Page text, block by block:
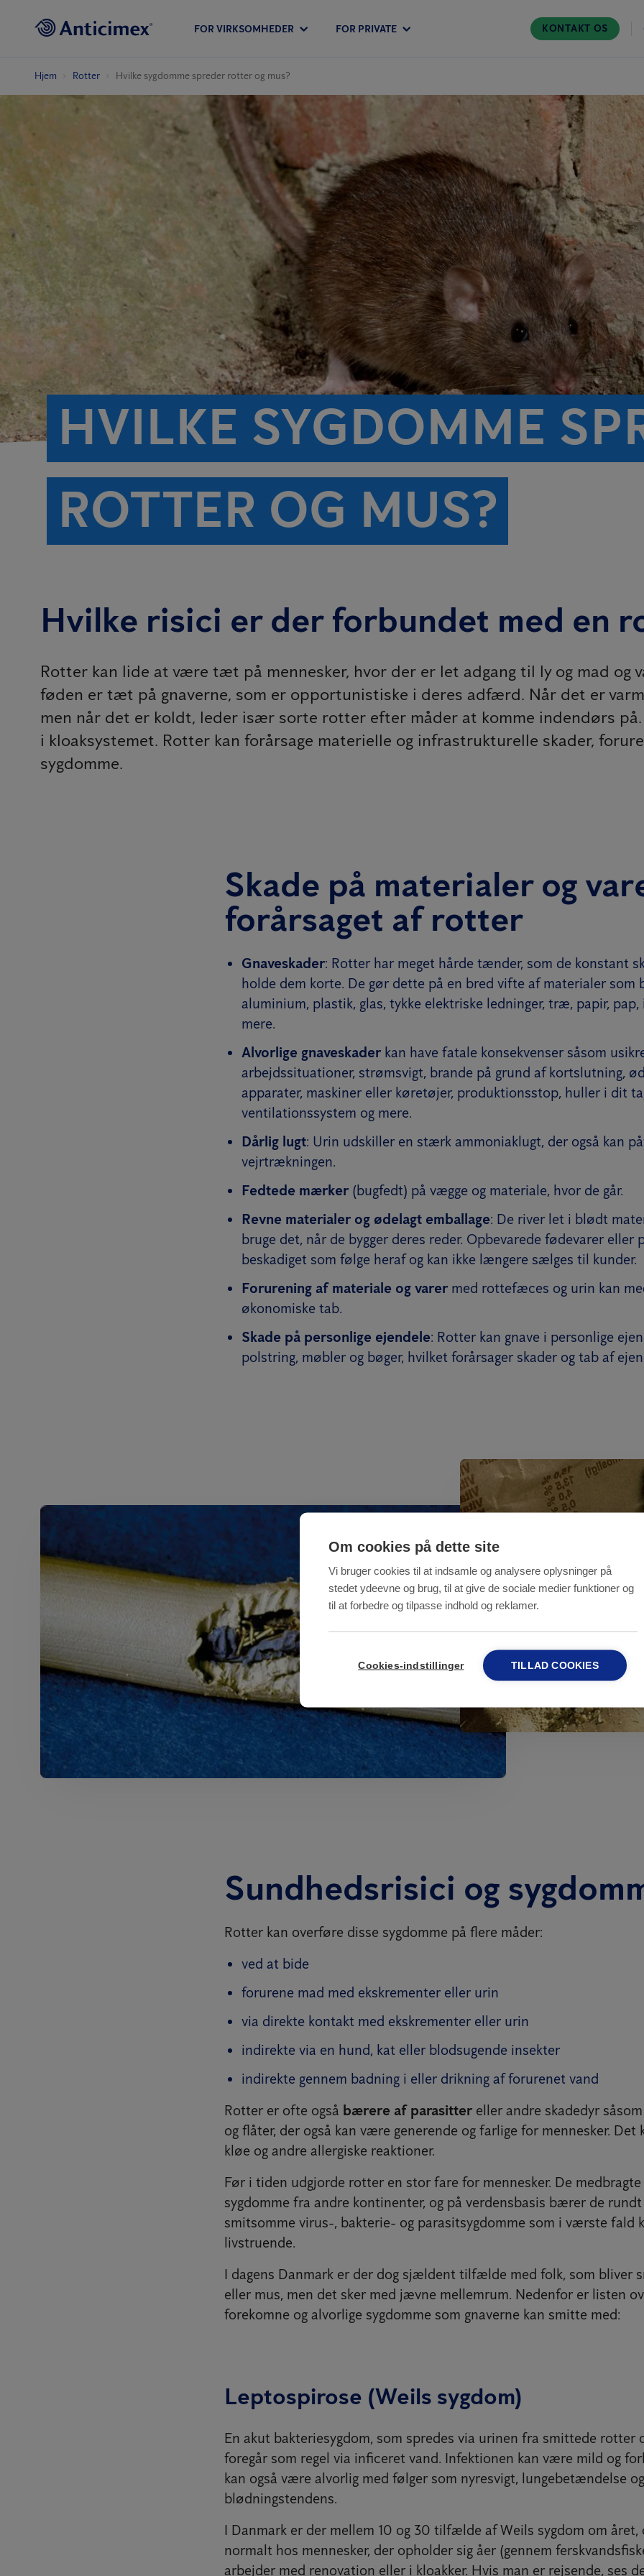
FOR VIRKSOMHEDER FOR PRIVATE KONTAKT OS
Hjem Rotter Hvilke sygdomme spreder rotter og mus?
HVILKE SYGDOMME
ROTTER OG MUS?
Hvilke risici er der forbundet med en
Rotter kan lide at være tæt på mennesker, hvor der er let adgang til ly og mad og
føden er tæt på gnaverne, som er opportunistiske i deres adfærd. Når det er
men når det er koldt, leder især sorte rotter efter måder at komme indendørs
i kloaksystemet. Rotter kan forårsage materielle og infrastrukturelle skader,
sygdomme.
Skade på materialer og
forårsaget af rotter
Gnaveskader: Rotter har meget hårde tænder, som de konstant
holde dem korte. De gør dette på en bred vifte af materialer som
aluminium, plastik, glas, tykke elektriske ledninger, træ, papir, pap,
mere.
Alvorlige gnaveskader kan have fatale konsekvenser såsom
arbejdssituationer, strømsvigt, brande på grund af kortslutning,
apparater, maskiner eller køretøjer, produktionsstop, huller i dit
ventilationssystem og mere.
Dårlig lugt: Urin udskiller en stærk ammoniaklugt, der også kan
vejrtrækningen.
Fedtede mærker (bugfedt) på vægge og materiale, hvor de går.
Revne materialer og ødelagt emballage: De river let i blødt
bruge det, når de bygger deres reder. Opbevarede fødevarer eller
beskadiget som følge heraf og kan ikke længere sælges til kunder.
Forurening af materiale og varer med rottefæces og urin kan
økonomiske tab.
Skade på personlige ejendele: Rotter kan gnave i personlige
polstring, møbler og bøger, hvilket forårsager skader og tab af
Sundhedsrisici og
Rotter kan overføre disse sygdomme på flere måder:
ved at bide
forurene mad med ekskrementer eller urin
via direkte kontakt med ekskrementer eller urin
indirekte via en hund, kat eller blodsugende insekter
indirekte gennem badning i eller drikning af forurenet vand
Rotter er ofte også bærere af parasitter eller andre skadedyr
og flåter, der også kan være generende og farlige for mennesker. Det
kløe og andre allergiske reaktioner.
Før i tiden udgjorde rotter en stor fare for mennesker. De
sygdomme fra andre kontinenter, og på verdensbasis bærer de
smitsomme virus-, bakterie- og parasitsygdomme som i værste fald
livstruende.
I dagens Danmark er der dog sjældent tilfælde med folk, som bliver
eller mus, men det sker med jævne mellemrum. Nedenfor er listen
forekomne og alvorlige sygdomme som gnaverne kan smitte med:
Leptospirose (Weils sygdom)
En akut bakteriesygdom, som spredes via urinen fra smittede rotter
foregår som regel via inficeret vand. Infektionen kan være mild og
kan også være alvorlig med følger som nyresvigt, lungebetændelse
blødningstendens.
I Danmark er der mellem 10 og 30 tilfælde af Weils sygdom om året,
normalt hos mennesker, der opholder sig åer (gennem
arbejder med renovation eller i kloakker. Hvis man er rejsende, ses
Om cookies på dette site
Vi bruger cookies til at indsamle og analysere oplysninger på
stedet ydeevne og brug, til at give de sociale medier funktioner og
til at forbedre og tilpasse indhold og reklamer.
Cookies-indstillinger TILLAD COOKIES